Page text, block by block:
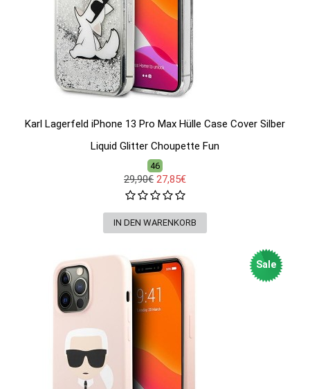
Karl Lagerfeld iPhone 13 Pro Max Hülle Case Cover Silber
Liquid Glitter Choupette Fun
46
29,90€ 27,85€
Sale